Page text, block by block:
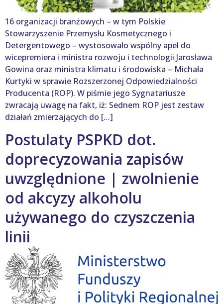
16 organizacji branżowych – w tym Polskie
Stowarzyszenie Przemysłu Kosmetycznego i
Detergentowego – wystosowało wspólny apel do
wicepremiera i ministra rozwoju i technologii Jarosława
Gowina oraz ministra klimatu i środowiska – Michała
Kurtyki w sprawie Rozszerzonej Odpowiedzialności
Producenta (ROP). W piśmie jego Sygnatariusze
zwracają uwagę na fakt, iż: Sednem ROP jest zestaw
działań zmierzających do […]
Postulaty PSPKD dot.
doprecyzowania zapisów
uwzględnione | zwolnienie
od akcyzy alkoholu
używanego do czyszczenia
linii